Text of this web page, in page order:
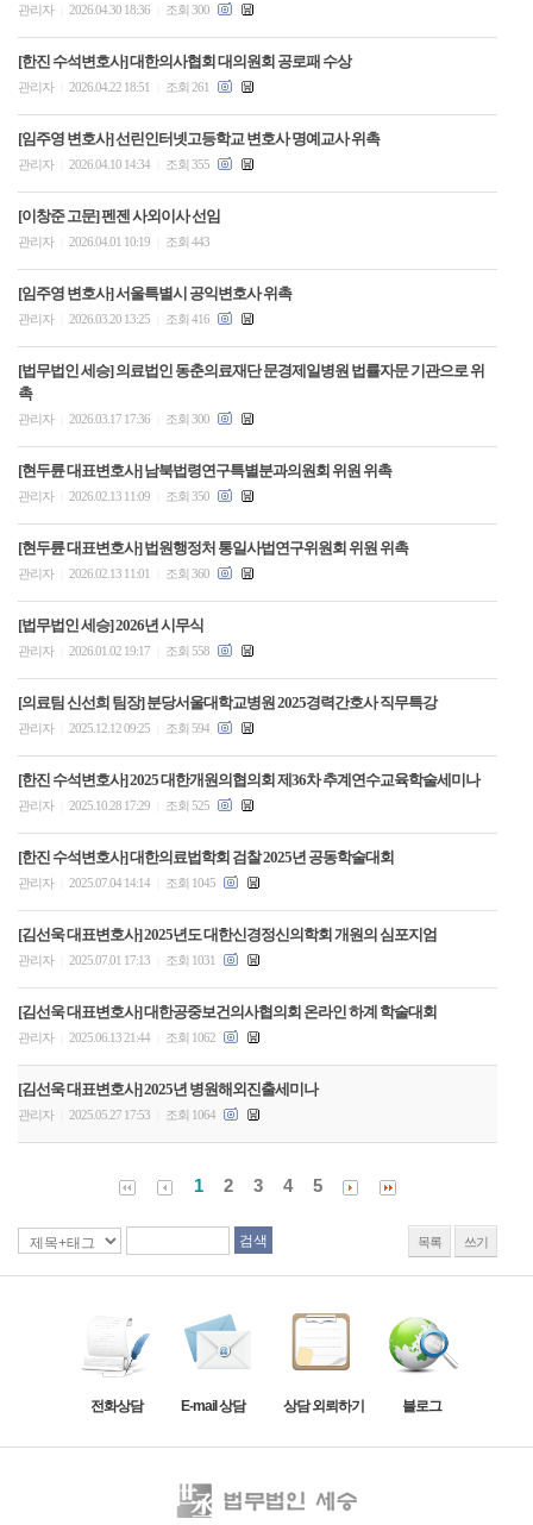
관리자 2026.04.30 18:36 조회 300
[한진 수석변호사] 대한의사협회 대의원회 공로패 수상
관리자 2026.04.22 18:51 조회 261
[임주영 변호사] 선린인터넷고등학교 변호사 명예교사 위촉
관리자 2026.04.10 14:34 조회 355
[이창준 고문] 펜젠 사외이사 선임
관리자 2026.04.01 10:19 조회 443
[임주영 변호사] 서울특별시 공익변호사 위촉
관리자 2026.03.20 13:25 조회 416
[법무법인 세승] 의료법인 동춘의료재단 문경제일병원 법률자문 기관으로 위
촉
관리자 2026.03.17 17:36 조회 300
[현두륜 대표변호사] 남북법령연구특별분과의원회 위원 위촉
관리자 2026.02.13 11:09 조회 350
[현두륜 대표변호사] 법원행정처 통일사법연구위원회 위원 위촉
관리자 2026.02.13 11:01 조회 360
[법무법인 세승] 2026년 시무식
관리자 2026.01.02 19:17 조회 558
[의료팀 신선희 팀장] 분당서울대학교병원 2025경력간호사 직무특강
관리자 2025.12.12 09:25 조회 594
[한진 수석변호사] 2025 대한개원의협의회 제36차 추계연수교육학술세미나
관리자 2025.10.28 17:29 조회 525
[한진 수석변호사] 대한의료법학회 검찰 2025년 공동학술대회
관리자 2025.07.04 14:14 조회 1045
[김선욱 대표변호사] 2025년도 대한신경정신의학회 개원의 심포지엄
관리자 2025.07.01 17:13 조회 1031
[김선욱 대표변호사] 대한공중보건의사협의회 온라인 하계 학술대회
관리자 2025.06.13 21:44 조회 1062
[김선욱 대표변호사] 2025년 병원해외진출세미나
관리자 2025.05.27 17:53 조회 1064
1 2 3 4 5
목록 쓰기
전화상담 E-mail 상담 상담 외뢰하기 블로그